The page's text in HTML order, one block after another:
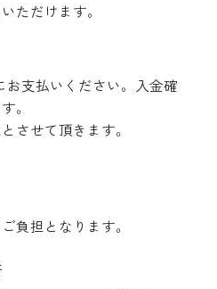
ただけます。
お支払いください。入金確
。
させて頂きます。
負担となります。